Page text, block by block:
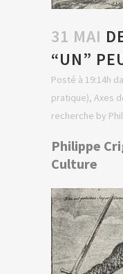
31 MAI
“UN”
Posté à 19:14h
pratique), Axes
recherche by
Philippe
Culture